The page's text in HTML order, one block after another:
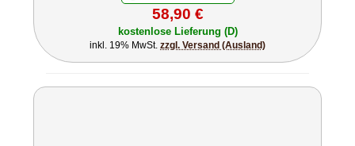
58,90 €
kostenlose Lieferung (D)
inkl. 19% MwSt. zzgl. Versand (Ausland)